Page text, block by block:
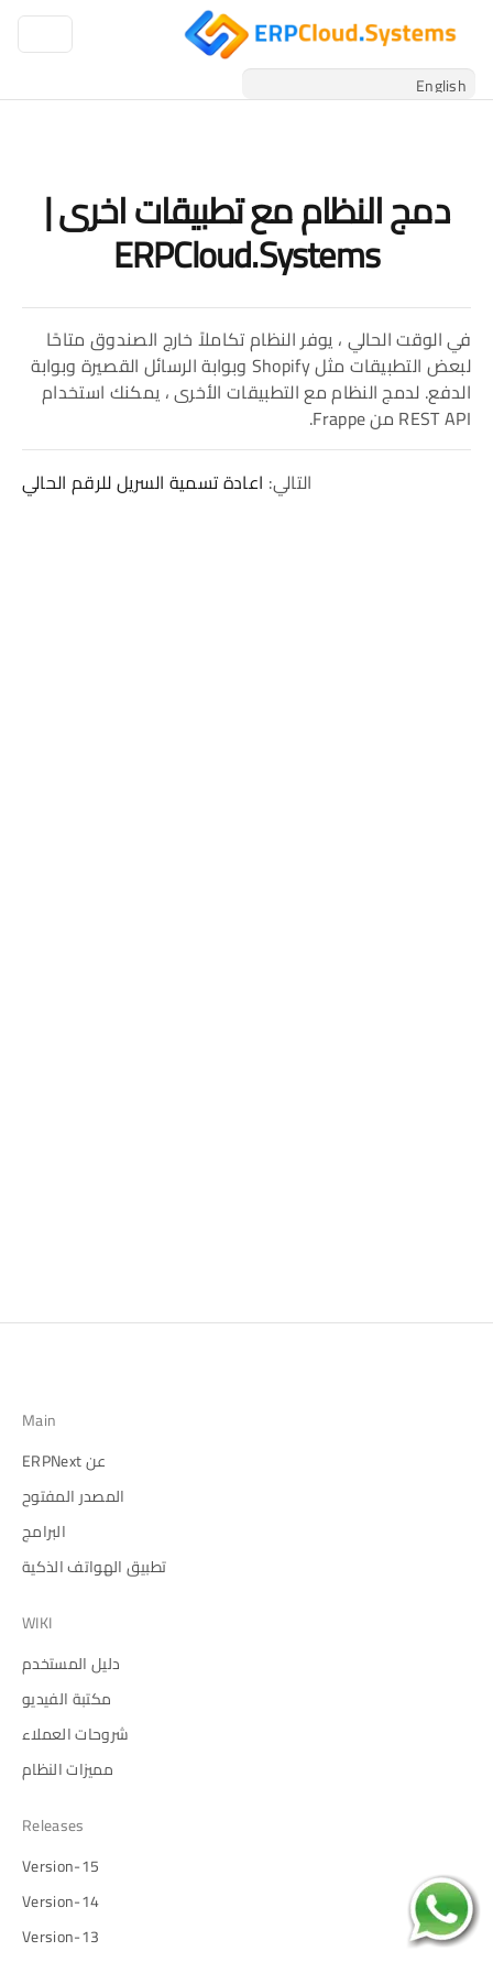
دمج النظام مع تطبيقات اخرى |
ERPCloud.Systems
في الوقت الحالي ، يوفر النظام تكاملاً خارج الصندوق متاحًا
لبعض التطبيقات مثل Shopify وبوابة الرسائل القصيرة وبوابة
الدفع. لدمج النظام مع التطبيقات الأخرى ، يمكنك استخدام
REST API من Frappe.
التالي: اعادة تسمية السريل للرقم الحالي
Main
عن ERPNext
المصدر المفتوح
البرامج
تطبيق الهواتف الذكية
WIKI
دليل المستخدم
مكتبة الفيديو
شروحات العملاء
مميزات النظام
Releases
Version-15
Version-14
Version-13